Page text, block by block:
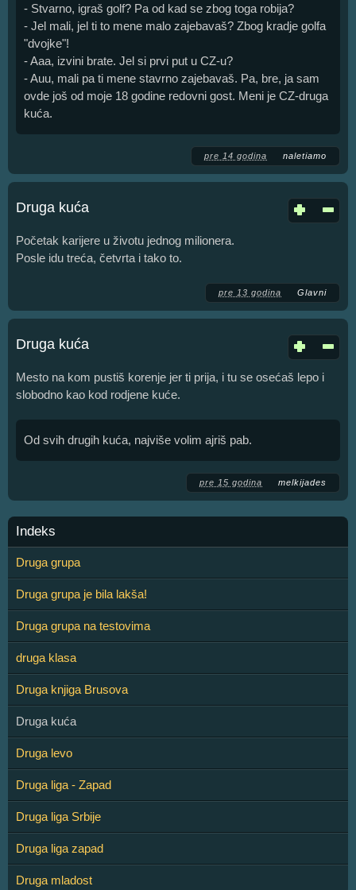
- Stvarno, igraš golf? Pa od kad se zbog toga robija?
- Jel mali, jel ti to mene malo zajebavaš? Zbog kradje golfa
"dvojke"!
- Aaa, izvini brate. Jel si prvi put u CZ-u?
- Auu, mali pa ti mene stavrno zajebavaš. Pa, bre, ja sam
ovde još od moje 18 godine redovni gost. Meni je CZ-druga
kuća.
pre 14 godina naletiamo
Druga kuća
Početak karijere u životu jednog milionera.
Posle idu treća, četvrta i tako to.
pre 13 godina Glavni
Druga kuća
Mesto na kom pustiš korenje jer ti prija, i tu se osećaš lepo i
slobodno kao kod rodjene kuće.
Od svih drugih kuća, najviše volim ajriš pab.
pre 15 godina melkijades
Indeks
Druga grupa
Druga grupa je bila lakša!
Druga grupa na testovima
druga klasa
Druga knjiga Brusova
Druga kuća
Druga levo
Druga liga - Zapad
Druga liga Srbije
Druga liga zapad
Druga mladost